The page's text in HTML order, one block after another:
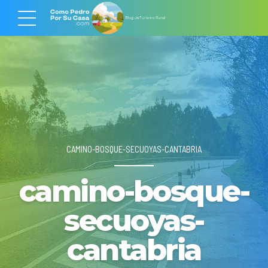
CAMINO-BOSQUE-SECUOYAS-CANTABRIA
camino-bosque-
secuoyas-
cantabria